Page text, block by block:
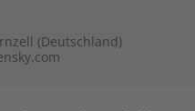
(Deutschland)